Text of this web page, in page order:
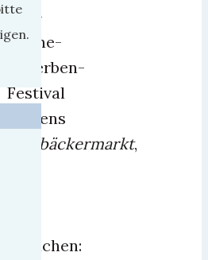
Ton-
Steine-
Scherben-
Festival
namens
Pottbäckermarkt,
besuchen: